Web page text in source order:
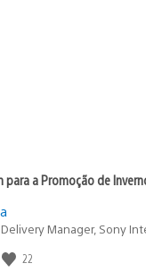
para a Promoção de
Manager, Sony
22